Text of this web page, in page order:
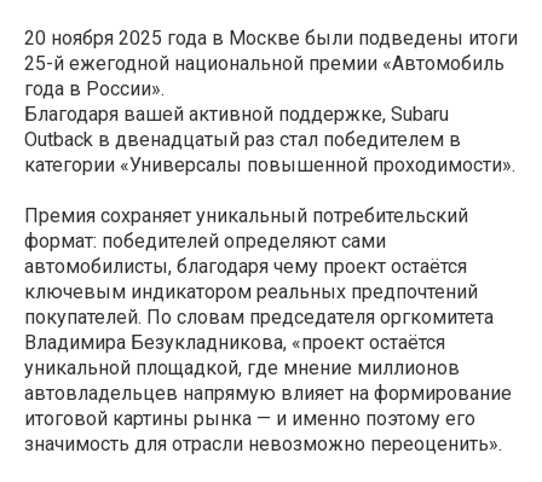
20 ноября 2025 года в Москве были подведены итоги
25-й ежегодной национальной премии «Автомобиль
года в России».
Благодаря вашей активной поддержке, Subaru
Outback в двенадцатый раз стал победителем в
категории «Универсалы повышенной проходимости».
Премия сохраняет уникальный потребительский
формат: победителей определяют сами
автомобилисты, благодаря чему проект остаётся
ключевым индикатором реальных предпочтений
покупателей. По словам председателя оргкомитета
Владимира Безукладникова, «проект остаётся
уникальной площадкой, где мнение миллионов
автовладельцев напрямую влияет на формирование
итоговой картины рынка — и именно поэтому его
значимость для отрасли невозможно переоценить».